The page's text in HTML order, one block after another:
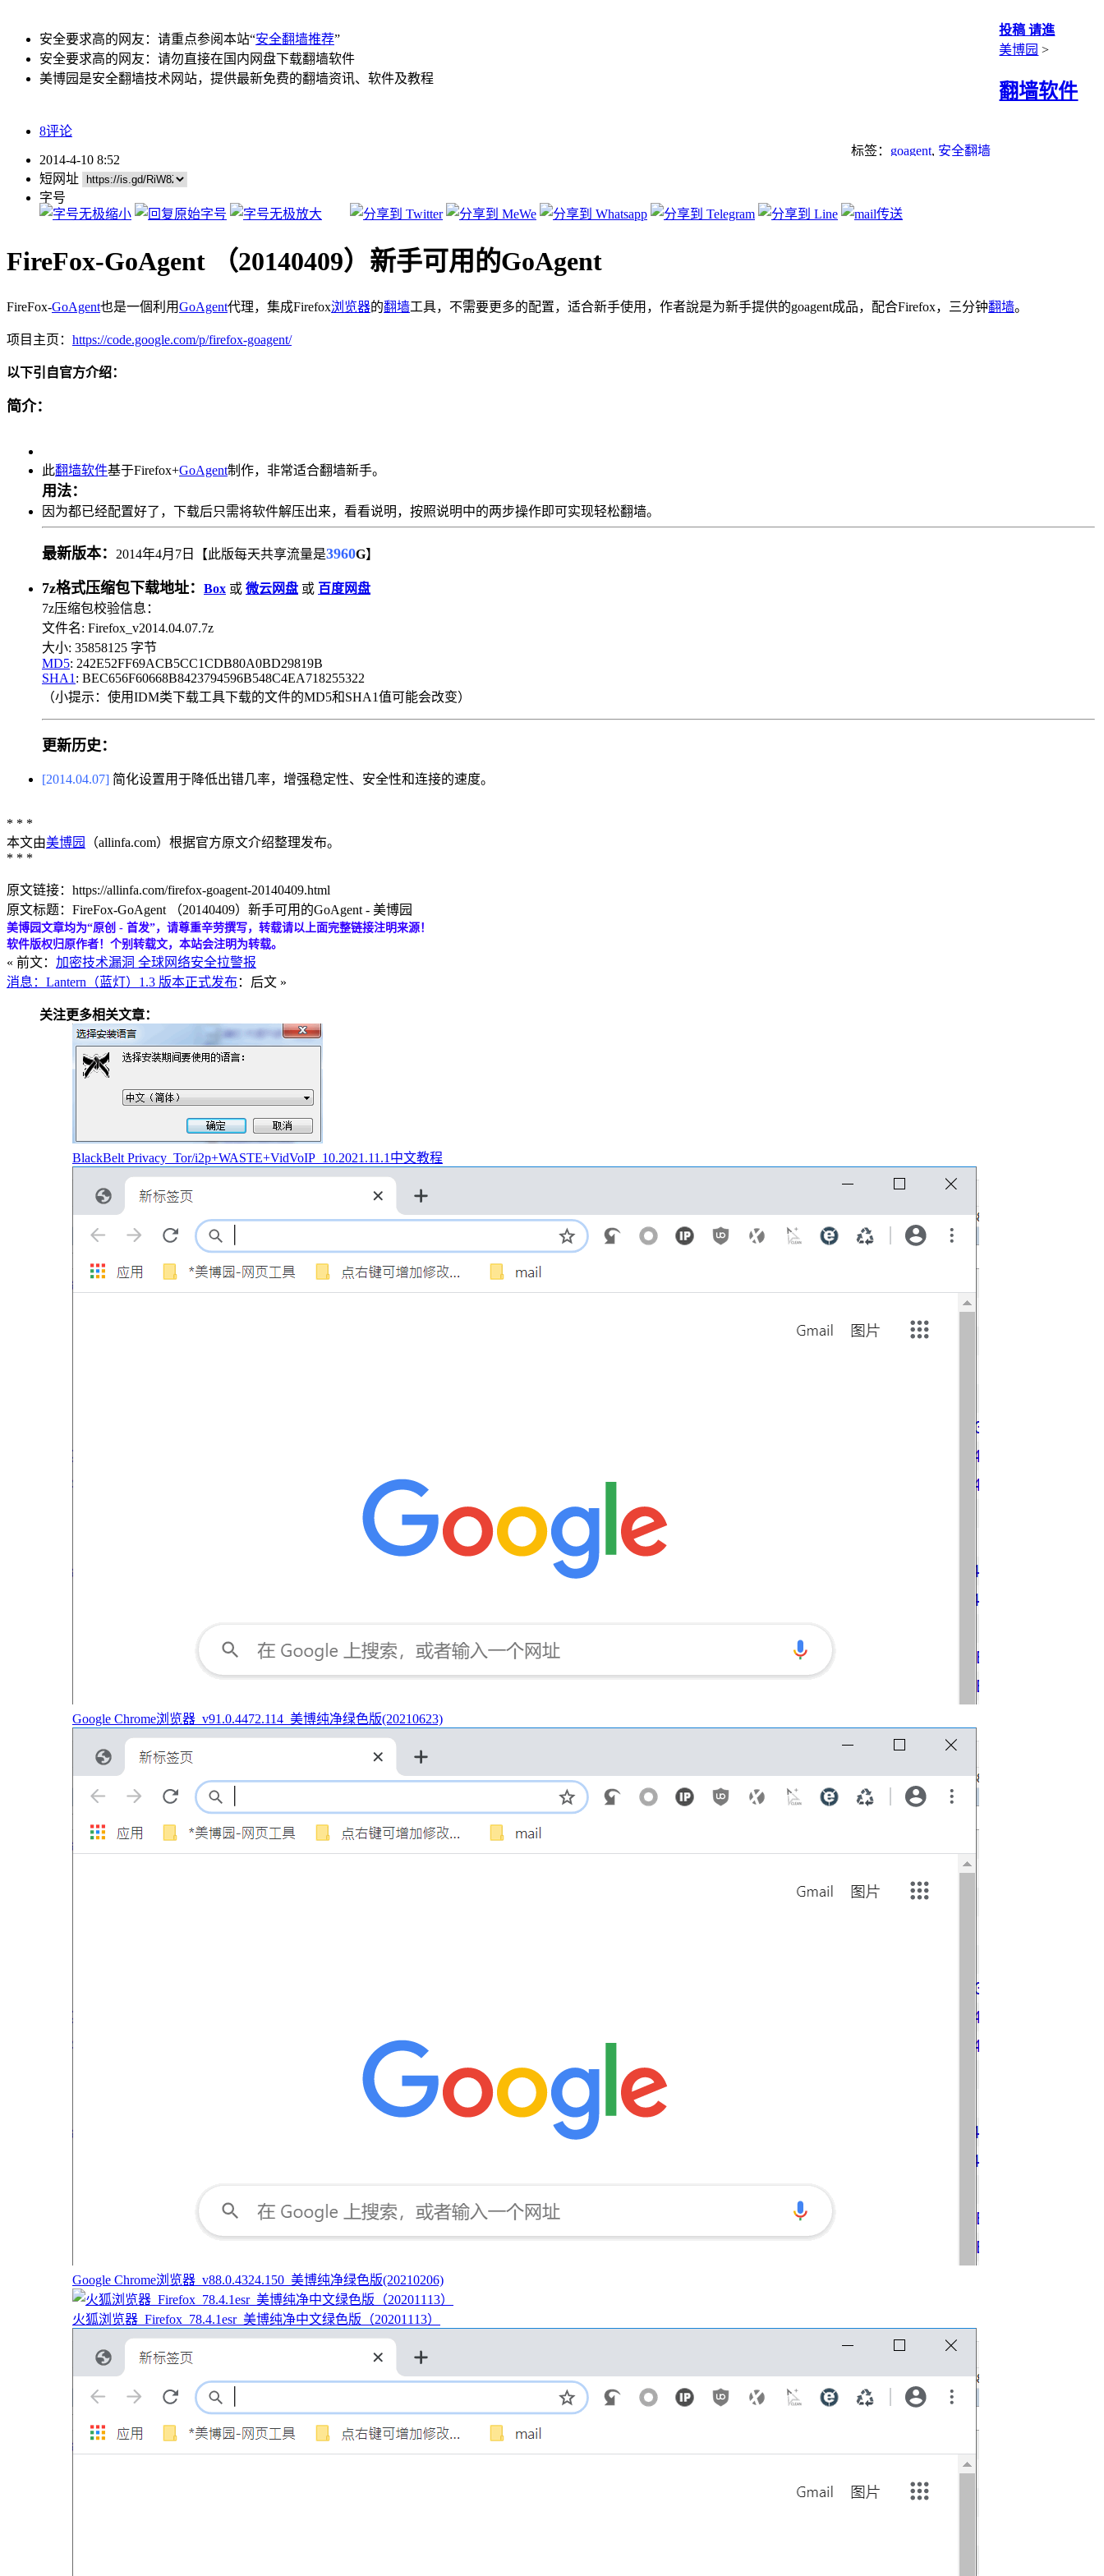
安全要求高的网友：请重点参阅本站“安全翻墙推荐”
安全要求高的网友：请勿直接在国内网盘下载翻墙软件
美博园是安全翻墙技术网站，提供最新免费的翻墙资讯、软件及教程
投稿 请進
美博园 >
翻墙软件
8评论
标签： goagent, 安全翻墙
2014-4-10 8:52
短网址
字号
FireFox-GoAgent （20140409）新手可用的GoAgent
FireFox-GoAgent也是一個利用GoAgent代理，集成Firefox浏览器的翻墙工具，不需要更多的配置，适合新手使用，作者說是为新手提供的goagent成品，配合Firefox，三分钟翻墙。
项目主页： https://code.google.com/p/firefox-goagent/
以下引自官方介绍：
简介：
此翻墙软件基于Firefox+GoAgent制作，非常适合翻墙新手。
用法：
因为都已经配置好了，下载后只需将软件解压出来，看看说明，按照说明中的两步操作即可实现轻松翻墙。
最新版本： 2014年4月7日【此版每天共享流量是3960G】
7z格式压缩包下载地址： Box 或 微云网盘 或 百度网盘
7z压缩包校验信息：
文件名: Firefox_v2014.04.07.7z
大小: 35858125 字节
MD5: 242E52FF69ACB5CC1CDB80A0BD29819B
SHA1 : BEC656F60668B8423794596B548C4EA718255322
（小提示：使用IDM类下载工具下载的文件的MD5和SHA1值可能会改变）
更新历史：
[2014.04.07] 简化设置用于降低出错几率，增强稳定性、安全性和连接的速度。
* * *
本文由美博园
（allinfa.com）根据官方原文介绍整理发布。
* * *
原文链接：https://allinfa.com/firefox-goagent-20140409.html
原文标题：FireFox-GoAgent （20140409）新手可用的GoAgent - 美博园
美博园文章均为“原创 - 首发”，请尊重辛劳撰写，转载请以上面完整链接注明来源！
软件版权归原作者！个别转载文，本站会注明为转载。
« 前文： 加密技术漏洞 全球网络安全拉警报
消息：Lantern（蓝灯）1.3 版本正式发布 ：后文 »
关注更多相关文章：
BlackBelt Privacy_Tor/i2p+WASTE+VidVoIP_10.2021.11.1中文教程
Google Chrome浏览器_v91.0.4472.114_美博纯净绿色版(20210623)
Google Chrome浏览器_v88.0.4324.150_美博纯净绿色版(20210206)
火狐浏览器_Firefox_78.4.1esr_美博纯净中文绿色版（20201113）